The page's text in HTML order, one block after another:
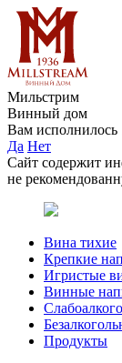
Мильстрим
Винный дом
Вам исполнилось
Да Нет
Сайт содержит
не
Вина тихие
Крепкие
Игристые
Винные
Продукты